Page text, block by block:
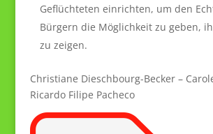
Geflüchteten einrichten, um den
Bürgern die Möglichkeit zu geben,
zu zeigen.
Christiane Dieschbourg-Becker –
Ricardo Filipe Pacheco